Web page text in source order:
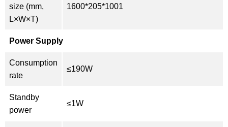
size (mm,
L×W×T)
1600*205*1001
Power Supply
Consumption
rate
≤190W
Standby
power
≤1W